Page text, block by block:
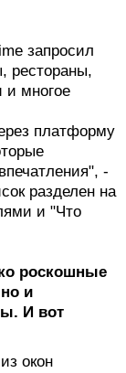
запросил
рестораны,
и многое
платформу
-
разделен на
и "Что
роскошные
и
И вот
окон